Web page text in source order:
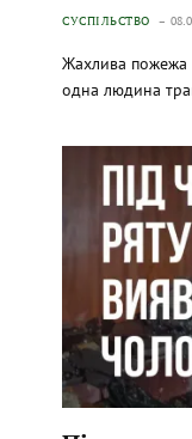
СУСПІЛЬСТВО
Жахлива пожежа
одна людина